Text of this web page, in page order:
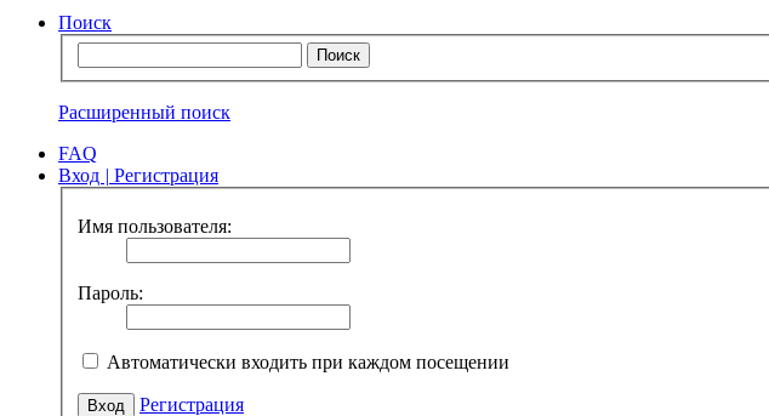
Поиск
Расширенный поиск
FAQ
Вход | Регистрация
Имя пользователя:
Пароль:
Автоматически входить при каждом посещении
Регистрация